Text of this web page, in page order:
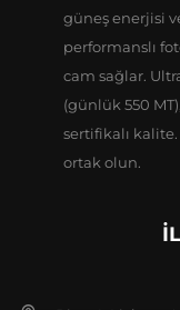
güneş enerjisi
performanslı
cam sağlar.
(günlük 550
sertifikalı
ortak olun.